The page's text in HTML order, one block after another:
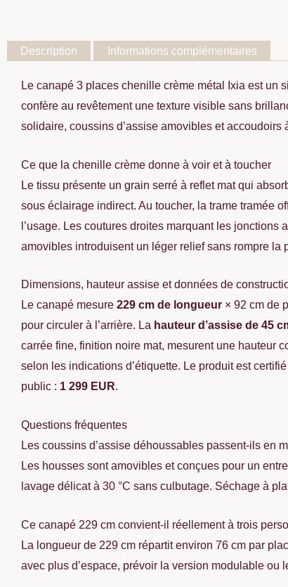
Description Informations complémentaires
Le canapé 3 places chenille crème métal Ixia est un
confère au revêtement une texture visible sans
solidaire, coussins d’assise amovibles et
Ce que la chenille crème donne à voir et à toucher
Le tissu présente un grain serré à reflet mat qui
sous éclairage indirect. Au toucher, la trame tramée
l’usage. Les coutures droites marquant les
amovibles introduisent un léger relief sans rompre la
Dimensions, hauteur assise et données de
Le canapé mesure 229 cm de longueur × 92 cm de
pour circuler à l’arrière. La hauteur d’assise de 45
carrée fine, finition noire mat, mesurent une hauteur
selon les indications d’étiquette. Le produit est certifié
public : 1 299 EUR.
Questions fréquentes
Les coussins d’assise déhoussables passent-ils en
Les housses sont amovibles et conçues pour un
lavage délicat à 30 °C sans culbutage. Séchage à
Ce canapé 229 cm convient-il réellement à trois
La longueur de 229 cm répartit environ 76 cm par
avec plus d’espace, prévoir la version modulable